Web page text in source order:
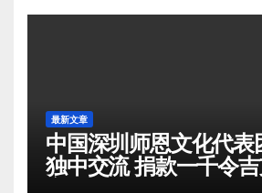
最新文章
中国深圳师恩文化代表
独中交流 捐款一千令